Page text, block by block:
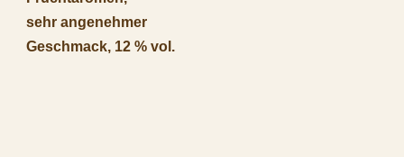
sehr angenehmer
Geschmack, 12 % vol.